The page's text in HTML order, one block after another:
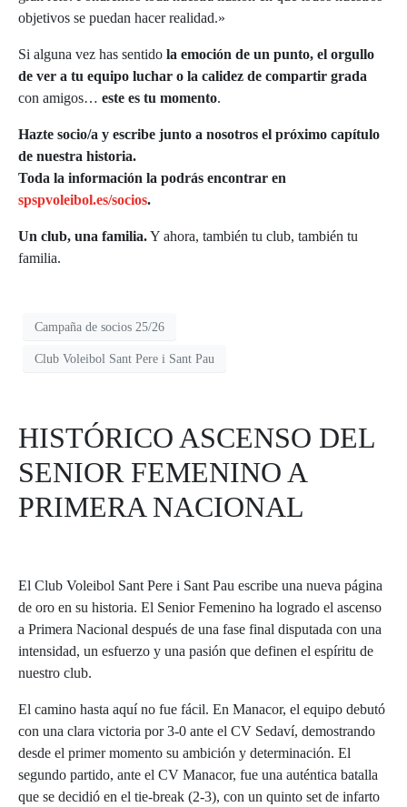
objetivos se puedan hacer realidad.»
Si alguna vez has sentido la emoción de un punto, el orgullo
de ver a tu equipo luchar o la calidez de compartir grada
con amigos… este es tu momento.
Hazte socio/a y escribe junto a nosotros el próximo capítulo
de nuestra historia.
Toda la información la podrás encontrar en
spspvoleibol.es/socios.
Un club, una familia.Y ahora, también tu club, también tu
familia.
Campaña de socios 25/26
Club Voleibol Sant Pere i Sant Pau
HISTÓRICO ASCENSO DEL
SENIOR FEMENINO A
PRIMERA NACIONAL
El Club Voleibol Sant Pere i Sant Pau escribe una nueva página
de oro en su historia. El Senior Femenino ha logrado el ascenso
a Primera Nacional después de una fase final disputada con una
intensidad, un esfuerzo y una pasión que definen el espíritu de
nuestro club.
El camino hasta aquí no fue fácil. En Manacor, el equipo debutó
con una clara victoria por 3-0 ante el CV Sedaví, demostrando
desde el primer momento su ambición y determinación. El
segundo partido, ante el CV Manacor, fue una auténtica batalla
que se decidió en el tie-break (2-3), con un quinto set de infarto